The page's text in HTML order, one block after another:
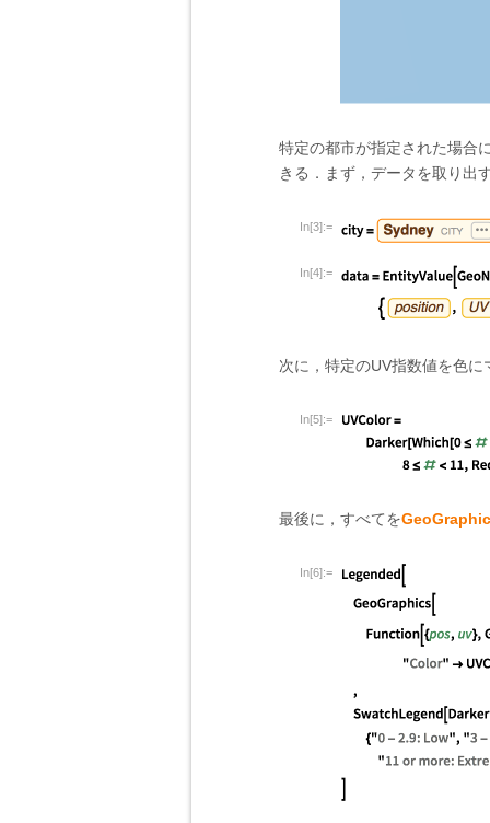
特定の都市が指定された場合
きる．まず，データを取り出
In[3]:=
In[4]:=
次に，特定のUV指数値を色
In[5]:=
最後に，すべてを
In[6]:=